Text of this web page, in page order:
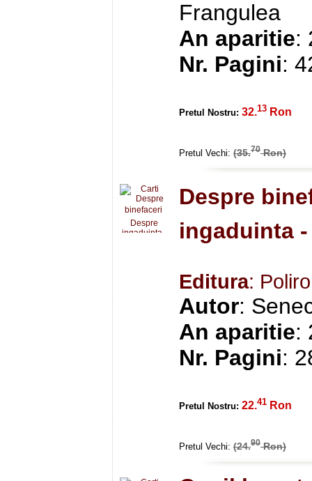
Frangulea
An aparitie:
Nr. Pagini:
Pretul Nostru: 32.13 Ron
Pretul Vechi: (35.70Ron)
Despre
ingaduinta
Editura:
Autor:
An aparitie:
Nr. Pagini:
Pretul Nostru: 22.41 Ron
Pretul Vechi: (24.90Ron)